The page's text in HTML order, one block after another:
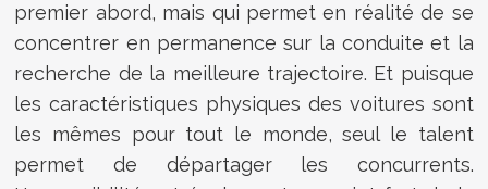
premier abord, mais qui permet en réalité de se
concentrer en permanence sur la conduite et la
recherche de la meilleure trajectoire. Et puisque
les caractéristiques physiques des voitures sont
les mêmes pour tout le monde, seul le talent
permet de départager les concurrents.